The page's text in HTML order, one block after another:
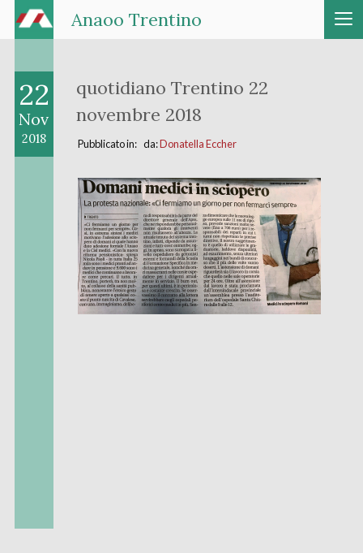
Anaoo Trentino
quotidiano Trentino 22
novembre 2018
22
Nov
2018 Pubblicato in: da:Donatella Eccher